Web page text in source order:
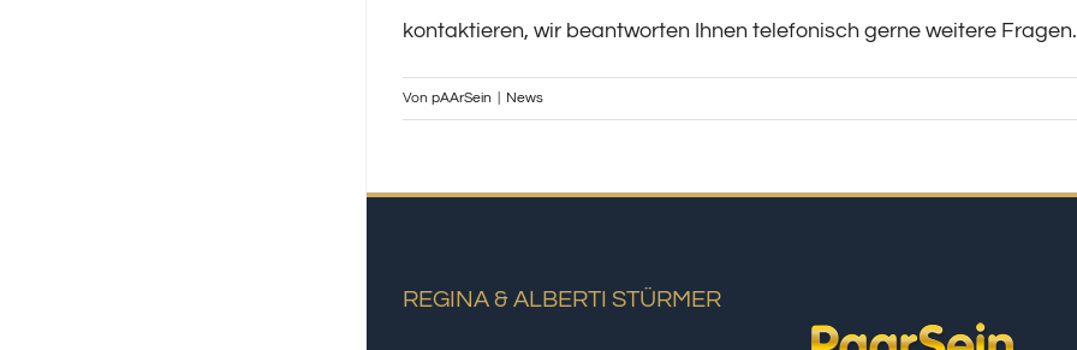
kontaktieren, wir beantworten Ihnen telefonisch gerne weitere Fragen.
Von pAArSein News
REGINA & ALBERTI STÜRMER